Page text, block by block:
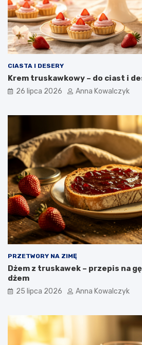
CIASTA I DESERY
Krem truskawkowy – do ciast i
26 lipca 2026 Anna Kowalczyk
PRZETWORY NA ZIMĘ
Dżem z truskawek – przepis na
dżem
25 lipca 2026 Anna Kowalczyk